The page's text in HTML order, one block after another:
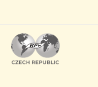
obsah